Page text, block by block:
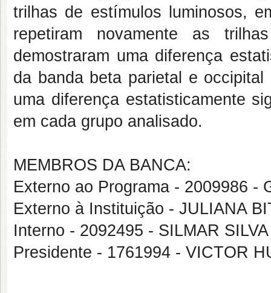
trilhas de estímulos luminosos,
repetiram novamente as
demostraram uma diferença
da banda beta parietal e
uma diferença estatisticamente
em cada grupo analisado.
MEMBROS DA BANCA:
Externo ao Programa - 2009986 -
Externo à Instituição - JULIANA
Interno - 2092495 - SILMAR
Presidente - 1761994 - VICTOR